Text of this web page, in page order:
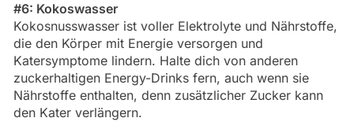
#6: Kokoswasser
Kokosnusswasser ist voller Elektrolyte und Nährstoffe,
die den Körper mit Energie versorgen und
Katersymptome lindern. Halte dich von anderen
zuckerhaltigen Energy-Drinks fern, auch wenn sie
Nährstoffe enthalten, denn zusätzlicher Zucker kann
den Kater verlängern.